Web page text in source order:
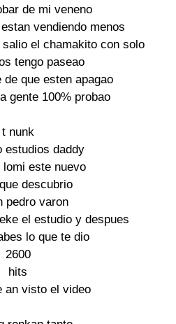
de mi veneno
vendiendo menos
el chamakito con solo
tengo paseao
que esten apagao
gente 100% probao
t nunk
estudios daddy
este nuevo
descubrio
pedro varon
el estudio y despues
lo que te dio
2600
hits
an visto el video